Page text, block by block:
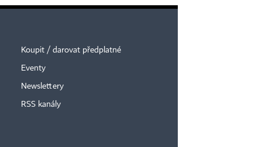
Koupit / darovat předplatné
Eventy
Newslettery
RSS kanály